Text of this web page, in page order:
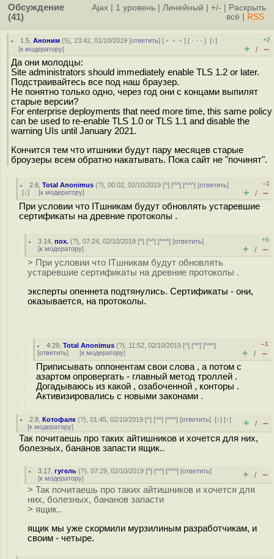
Обсуждение
(41)
Ajax 1 уровень Линейный +/-
Раскрыть
всё
RSS
1.5 ,Аноним (5), 23:42, 01/10/2019 [ответить] [ ﹢﹢﹢] [ · · ·][↓]
[к модератору]
+2
+ / –
Да они молодцы:
Site administrators should immediately enable TLS 1.2 or later.
Подстраивайтесь все под наш браузер.
Не понятно только одно, через год они с концами выпилят
старые версии?
For enterprise deployments that need more time, this same policy
can be used to re-enable TLS 1.0 or TLS 1.1 and disable the
warning UIs until January 2021.
Кончится тем что итшники будут пару месяцев старые
броузеры всем обратно накатывать. Пока сайт не "починят".
2.6 ,Total Anonimus (?), 00:02, 02/10/2019 [^] [^^] [^^^] [ответить]
[↓] [к модератору]
–1
+ / –
При условии что ITшникам будут обновлять устаревшие
сертификаты на древние протоколы .
3.14 ,пох. (?), 07:24, 02/10/2019 [^] [^^] [^^^] [ответить]
[к модератору]
+5
+ / –
> При условии что ITшникам будут обновлять
устаревшие сертификаты на древние протоколы .
эксперты опеннета подтянулись. Сертификаты - они,
оказывается, на протоколы.
4.29 ,Total Anonimus (?), 11:52, 02/10/2019 [^] [^^] [^^^]
[ответить] [к модератору]
–1
+ / –
Приписывать оппонентам свои слова , а потом с
азартом опровергать - главный метод троллей .
Догадываюсь из какой , озабоченной , конторы .
Активизировались с новыми законами .
2.8 ,Котофалк (?), 01:45, 02/10/2019 [^] [^^] [^^^] [ответить][↓] [↑]
[к модератору] + / –
Так почитаешь про таких айтишников и хочется для них,
болезных, бананов запасти ящик..
3.17 ,гугель (?), 07:29, 02/10/2019 [^] [^^] [^^^] [ответить]
[к модератору] + / –
> Так почитаешь про таких айтишников и хочется для
них, болезных, бананов запасти
> ящик..
ящик мы уже скормили мурзилиным разработчикам, и
своим - четыре.